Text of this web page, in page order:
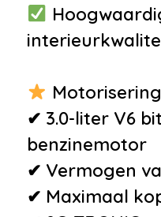
•Cruise
•Decor
met geheugen
•Gedeeltelijk
•Head-up
•
✔ 3.0-liter V6
benzinemotor
✔ Vermogen
✔ Maximaal